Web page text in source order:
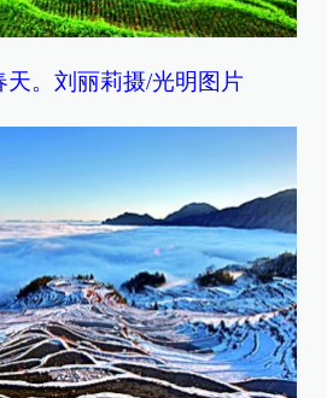
天。刘丽莉摄/光明图片